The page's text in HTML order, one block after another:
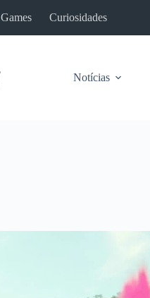
Games Curiosidades
Notícias